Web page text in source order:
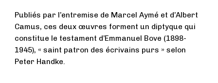
Publiés par l’entremise de Marcel Aymé et d’Albert
Camus, ces deux œuvres forment un diptyque qui
constitue le testament d’Emmanuel Bove (1898-
1945), « saint patron des écrivains purs » selon
Peter Handke.